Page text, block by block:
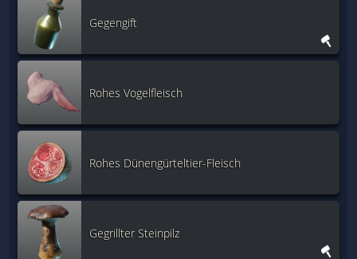
Gegengift
Rohes Vogelfleisch
Rohes Dünengürteltier-Fleisch
Gegrillter Steinpilz